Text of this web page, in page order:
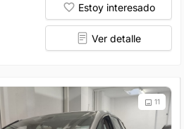
Estoy interesado
Ver detalle
11